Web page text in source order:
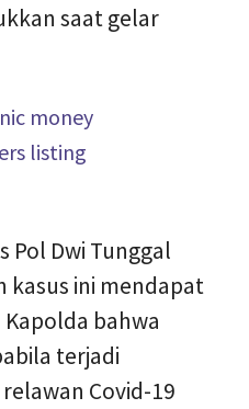
saat gelar
Pol Dwi Tunggal
kasus ini mendapat
bahwa
terjadi
Covid-19